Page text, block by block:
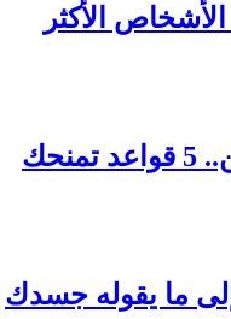
الأشخاص الأكثر
لست مشغولًا كما تظن.. 5 قواعد تمنحك
ما يقوله جسدك